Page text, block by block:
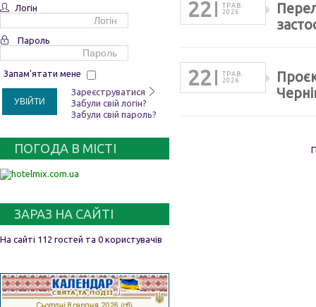
Логін
Пароль
Запам'ятати мене
УВІЙТИ
Зареєструватися
Забули свій логін?
Забули свій пароль?
ПОГОДА В МІСТІ
ЗАРАЗ НА САЙТІ
На сайті 112 гостей та 0 користувачів
22
ТРАВ.
2026
22
ТРАВ.
2026